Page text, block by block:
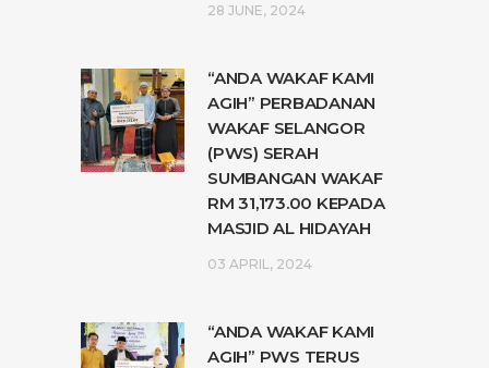
28 JUNE, 2024
“ANDA WAKAF KAMI
AGIH” PERBADANAN
WAKAF SELANGOR
(PWS) SERAH
SUMBANGAN WAKAF
RM 31,173.00 KEPADA
MASJID AL HIDAYAH
03 APRIL, 2024
“ANDA WAKAF KAMI
AGIH” PWS TERUS